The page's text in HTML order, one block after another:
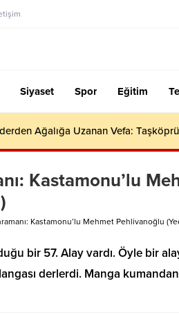
Siyaset Spor Eğitim
Ağalığa Uzanan Vefa:
Kastamonu’lu
Kastamonu’lu Mehmet Pehlivanoğlu
bir 57. Alay vardı. Öyle bir
derlerdi. Manga